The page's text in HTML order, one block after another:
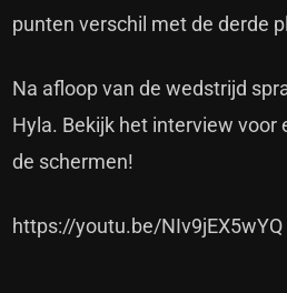
punten verschil met de derde
Na afloop van de wedstrijd
Hyla. Bekijk het interview voor
de schermen!
https://youtu.be/NIv9jEX5wYQ